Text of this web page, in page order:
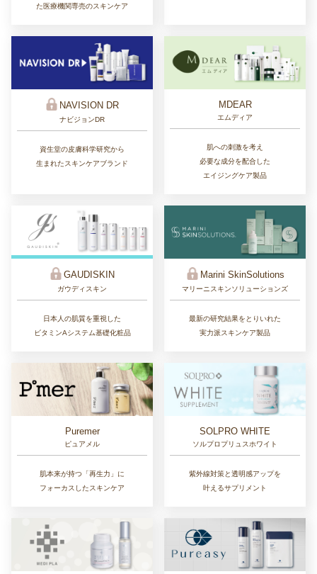
た医療機関専売のスキンケア
NAVISION DR
ナビジョンDR
資生堂の皮膚科学研究から
生まれたスキンケアブランド
MDEAR
エムディア
肌への刺激を考え
必要な成分を配合した
エイジングケア製品
GAUDISKIN
ガウディスキン
日本人の肌質を重視した
ビタミンAシステム基礎化粧品
Marini SkinSolutions
マリーニスキンソリューションズ
最新の研究結果をとりいれた
実力派スキンケア製品
Puremer
ピュアメル
肌本来が持つ「再生力」に
フォーカスしたスキンケア
SOLPRO WHITE
ソルプロプリュスホワイト
紫外線対策と透明感アップを
叶えるサプリメント